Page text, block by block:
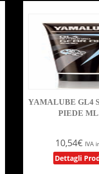
YAMALUBE GL4
PIEDE
10,54€ IVA
Dettagli